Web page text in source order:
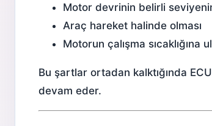
Motor devrinin belirli
Araç hareket halinde olması
Motorun çalışma sıcaklığına
Bu şartlar ortadan kalktığında
devam eder.